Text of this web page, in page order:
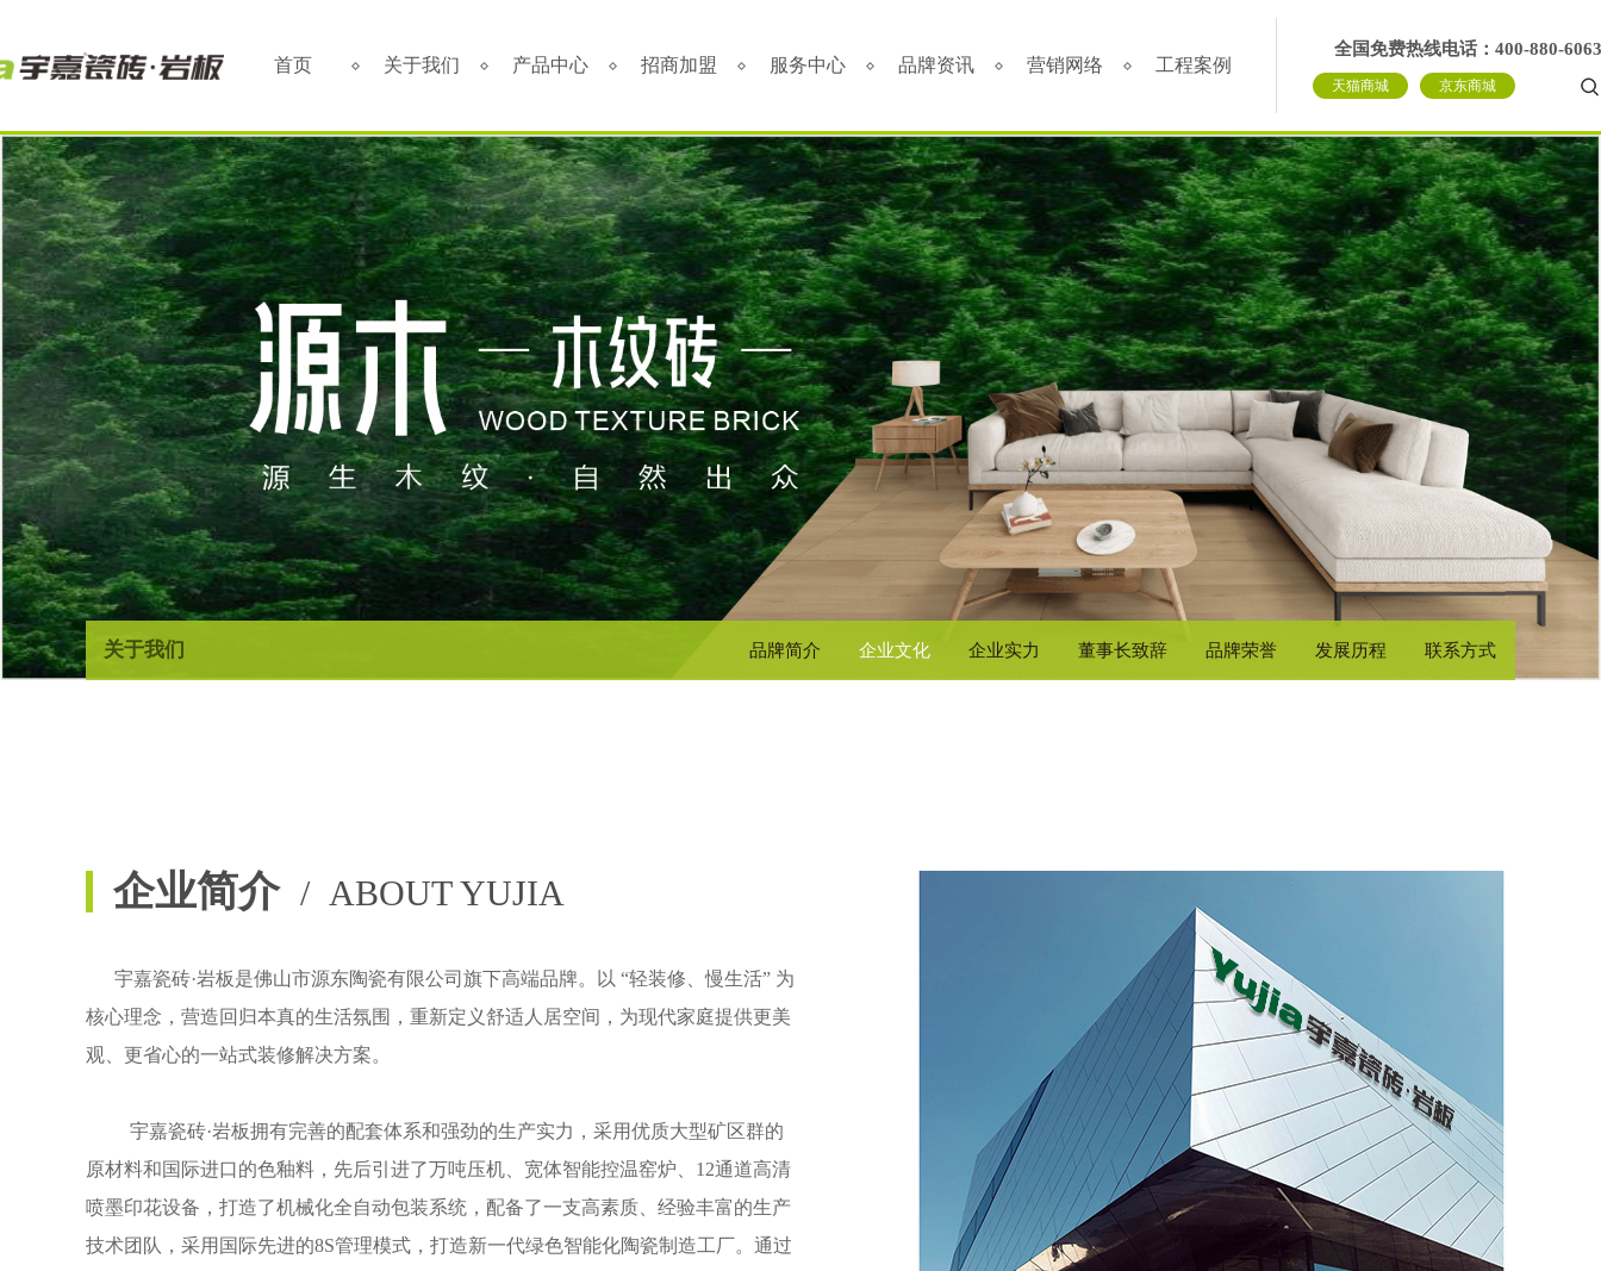
天猫商城 京东商城
全国免费热线电话：400-880-6063
首页 关于我们
品牌简介
企业文化
企业实力
董事长致辞
品牌荣誉
发展历程
联系方式
打造陶瓷行业创新企业；坚持“以顾客为中
心、重质量、讲诚信、强品牌、增效益”的经
营方针。
产品中心
最新推荐
畅销产品
全系列产品
产品覆盖各种规格的高档岩板、大板、大理石
瓷砖、中板墙面砖、现代质感砖等上千款花色
品种。
招商加盟
加盟优势
六大优势
八大政策
加盟申请
以市场为导向，以科技求发展，始终把创新驱
动和绿色发展作为企业赢得未来的核心战略。
服务中心
免费预约量房
优+服务
经销商专区
人才招聘
宇嘉的经销商朋友，可以通过服务中心，直接
下载宇嘉品牌物料文化，更多服务，请拨打
400 880 6063。
品牌资讯
品牌资讯
行业资讯
宇嘉瓷砖·岩板借助于互联网特性来实现一定
营销目标，品牌资讯在整个品牌传播过程中起
着举足轻重的作用。
营销网络
全国网络
专卖店风采
全面实现品牌化经营，在全国建立起多家专
店。
工程案例
全国工程
宇嘉产品品质优良、远销
消费者喜爱；在全国乃至
对象。
品牌简介 企业文化 企业实力 董事长致辞 品牌荣誉 发展历程 联系方式
关于我们
企业简介 / ABOUT YUJIA
宇嘉瓷砖·岩板是佛山市源东陶瓷有限公司旗下高端品牌。以 “轻装修、慢生活” 为
核心理念，营造回归本真的生活氛围，重新定义舒适人居空间，为现代家庭提供更美
观、更省心的一站式装修解决方案。
宇嘉瓷砖·岩板拥有完善的配套体系和强劲的生产实力，采用优质大型矿区群的
原材料和国际进口的色釉料，先后引进了万吨压机、宽体智能控温窑炉、 12通道高清
喷墨印花设备，打造了机械化全自动包装系统，配备了一支高素质、经验丰富的生产
技术团队，采用国际先进的8S管理模式，打造新一代绿色智能化陶瓷制造工厂。通过